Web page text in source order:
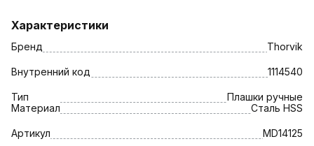
Характеристики
Бренд Thorvik
Внутренний код 1114540
Тип
Плашки ручные
Материал
Сталь HSS
Артикул MD14125